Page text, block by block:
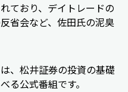
ており、デイトレードの
省会など、佐田氏の泥臭
、松井証券の投資の基礎
る公式番組です。